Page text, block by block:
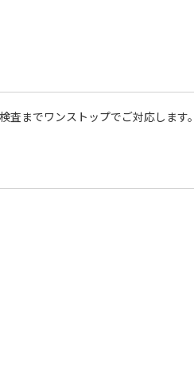
までワンストップでご対応します。